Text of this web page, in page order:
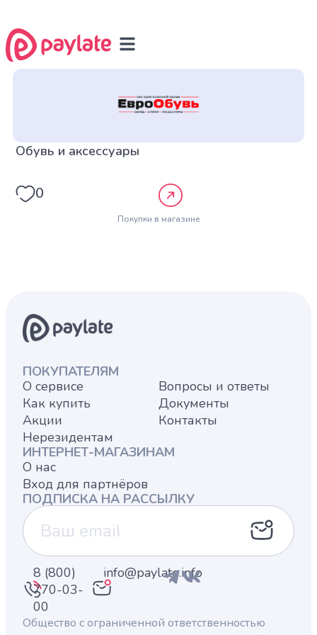
Обувь и аксессуары
0
Покупки в магазине
ПОКУПАТЕЛЯМ
О сервисе
Как купить
Акции
Нерезидентам
Вопросы и ответы
Документы
Контакты
ИНТЕРНЕТ-МАГАЗИНАМ
О нас
Вход для партнёров
ПОДПИСКА НА РАССЫЛКУ
Общество с ограниченной ответственностью
8 (800)
770-03-
00
info@paylate.info